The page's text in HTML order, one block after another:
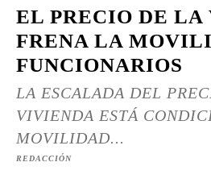
EL PRECIO DE
FRENA LA
FUNCIONARIOS
LA ESCALADA DEL
VIVIENDA ESTÁ
MOVILIDAD...
REDACCIÓN